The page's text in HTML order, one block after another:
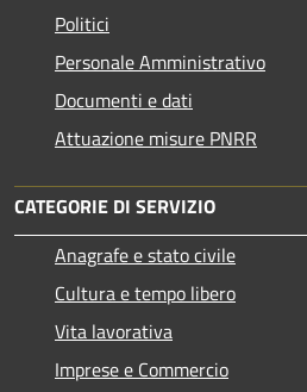
Politici
Personale Amministrativo
Documenti e dati
Attuazione misure PNRR
CATEGORIE DI SERVIZIO
Anagrafe e stato civile
Cultura e tempo libero
Vita lavorativa
Imprese e Commercio